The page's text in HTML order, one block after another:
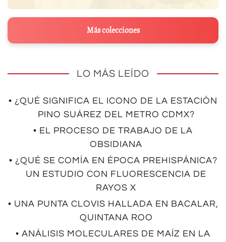
Más colecciones
LO MÁS LEÍDO
• ¿QUÉ SIGNIFICA EL ICONO DE LA ESTACIÓN
PINO SUÁREZ DEL METRO CDMX?
• EL PROCESO DE TRABAJO DE LA
OBSIDIANA
• ¿QUÉ SE COMÍA EN ÉPOCA PREHISPÁNICA?
UN ESTUDIO CON FLUORESCENCIA DE
RAYOS X
• UNA PUNTA CLOVIS HALLADA EN BACALAR,
QUINTANA ROO
• ANÁLISIS MOLECULARES DE MAÍZ EN LA